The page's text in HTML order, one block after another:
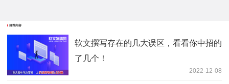
推荐内容
软文撰写存在的几大误区，看看你中招的
了几个！
2022-12-08